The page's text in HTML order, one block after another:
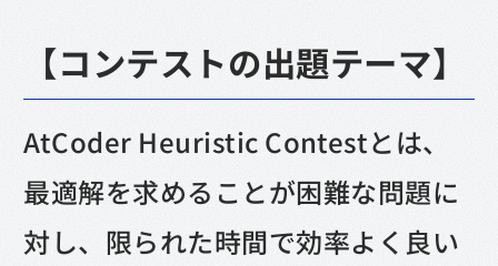
【コンテストの出題テーマ】
AtCoder Heuristic Contestとは、
最適解を求めることが困難な問題に
対し、限られた時間で効率よく良い